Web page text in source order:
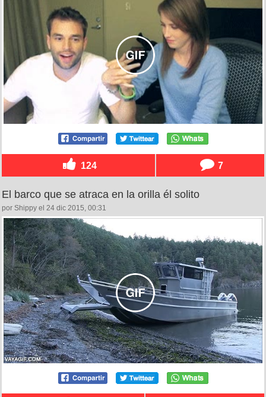
124 7
El barco que se atraca en la orilla él solito
por Shippy el 24 dic 2015, 00:31